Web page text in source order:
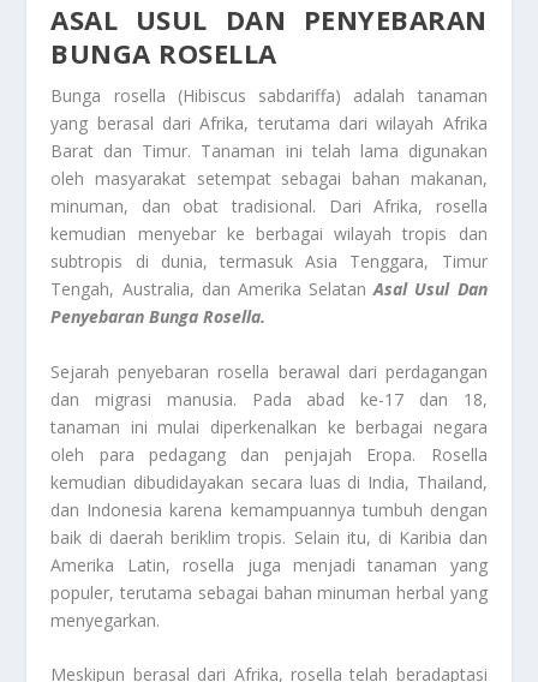
ASAL USUL DAN PENYEBARAN
BUNGA ROSELLA
Bunga rosella (Hibiscus sabdariffa) adalah tanaman
yang berasal dari Afrika, terutama dari wilayah Afrika
Barat dan Timur. Tanaman ini telah lama digunakan
oleh masyarakat setempat sebagai bahan makanan,
minuman, dan obat tradisional. Dari Afrika, rosella
kemudian menyebar ke berbagai wilayah tropis dan
subtropis di dunia, termasuk Asia Tenggara, Timur
Tengah, Australia, dan Amerika Selatan Asal Usul Dan
Penyebaran Bunga Rosella.
Sejarah penyebaran rosella berawal dari perdagangan
dan migrasi manusia. Pada abad ke-17 dan 18,
tanaman ini mulai diperkenalkan ke berbagai negara
oleh para pedagang dan penjajah Eropa. Rosella
kemudian dibudidayakan secara luas di India, Thailand,
dan Indonesia karena kemampuannya tumbuh dengan
baik di daerah beriklim tropis. Selain itu, di Karibia dan
Amerika Latin, rosella juga menjadi tanaman yang
populer, terutama sebagai bahan minuman herbal yang
menyegarkan.
Meskipun berasal dari Afrika, rosella telah beradaptasi